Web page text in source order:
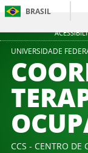
BRASIL
UNIVERSIDADE
CCS - CENTRO DE